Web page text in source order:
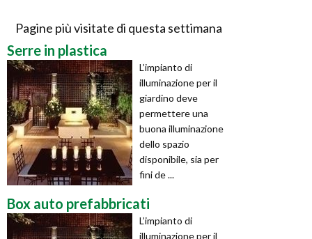
Pagine più visitate di questa settimana
Serre in plastica
L’impianto di
illuminazione per il
giardino deve
permettere una
buona illuminazione
dello spazio
disponibile, sia per
fini de ...
Box auto prefabbricati
L’impianto di
illuminazione per il